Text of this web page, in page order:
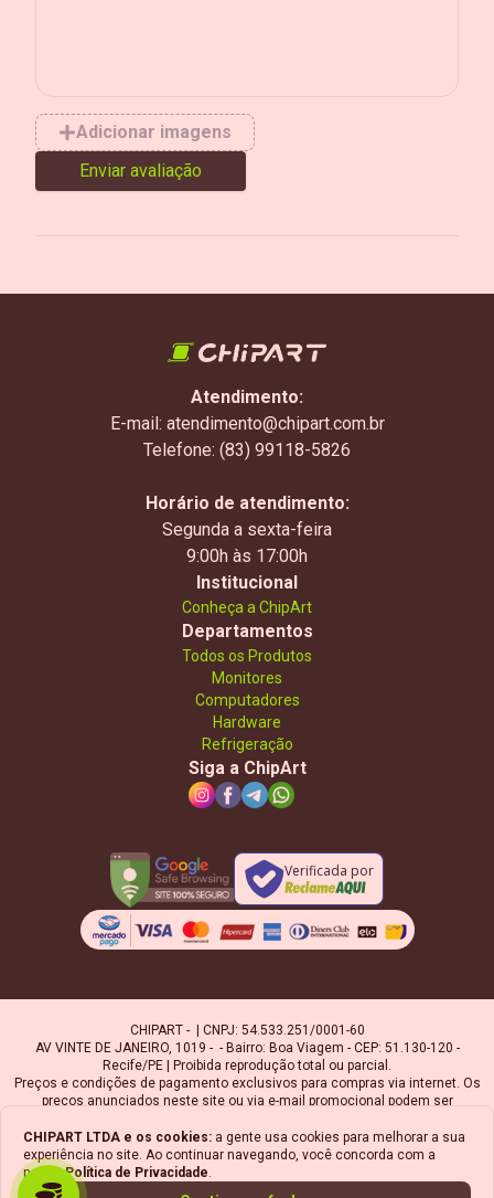
Adicionar imagens
Enviar avaliação
CHIPART LTDA e os cookies: a gente usa cookies para melhorar a sua
experiência no site. Ao continuar navegando, você concorda com a
nossaPolítica de Privacidade.
Atendimento:
E-mail: atendimento@chipart.com.br
Telefone: (83) 99118-5826
Horário de atendimento:
Segunda a sexta-feira
9:00h às 17:00h
Institucional
Conheça a ChipArt
Departamentos
Todos os Produtos
Monitores
Computadores
Hardware
Refrigeração
Siga a ChipArt
Verificada por
CHIPART - | CNPJ: 54.533.251/0001-60
AV VINTE DE JANEIRO, 1019 - - Bairro: Boa Viagem - CEP: 51.130-120 -
Recife/PE | Proibida reprodução total ou parcial.
Preços e condições de pagamento exclusivos para compras via internet. Os
preços anunciados neste site ou via e-mail promocional podem ser
descritivos. As fotos contidas nesta página são meramente ilustrativas do
produto e podem variar de acordo com o fornecedor/lote do fabricante.
Ofertas válidas até o término de nossos estoques. Vendas sujeitas à